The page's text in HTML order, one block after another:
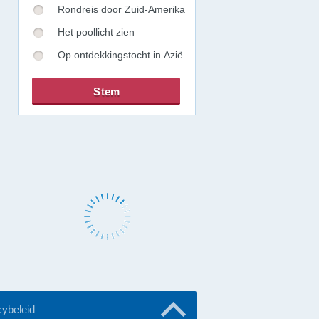
Rondreis door Zuid-Amerika
Het poollicht zien
Op ontdekkingstocht in Azië